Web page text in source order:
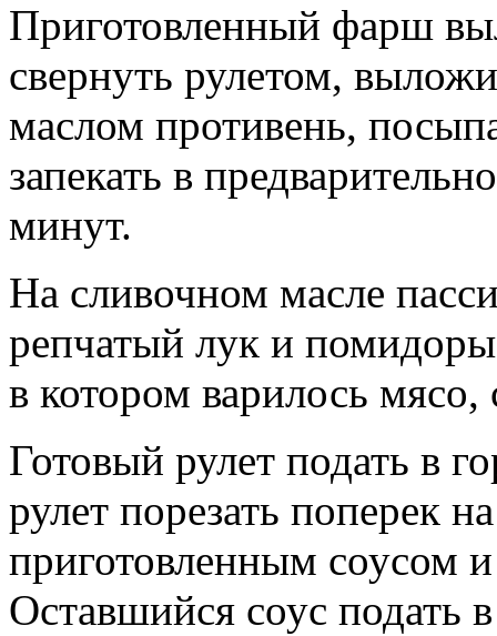
Приготовленный фарш
свернуть рулетом,
маслом противень,
запекать в
минут.
На сливочном масле
репчатый лук и
в котором варилось
Готовый рулет подать в
рулет порезать поперек
приготовленным соусом
Оставшийся соус подать